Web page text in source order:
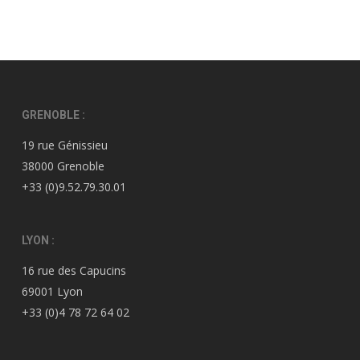
GRENOBLE :
19 rue Génissieu
38000 Grenoble
+33 (0)9.52.79.30.01
LYON :
16 rue des Capucins
69001 Lyon
+33 (0)4 78 72 64 02